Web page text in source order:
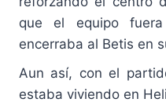
que el equipo fuera
encerraba al Betis en
Aun así, con el
estaba viviendo en